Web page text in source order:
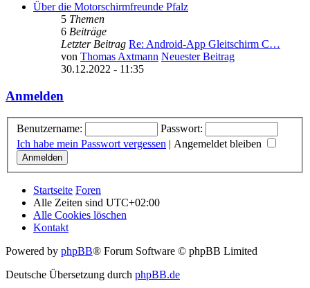
Über die Motorschirmfreunde Pfalz
5 Themen
6 Beiträge
Letzter Beitrag Re: Android-App Gleitschirm C…
von Thomas Axtmann Neuester Beitrag
30.12.2022 - 11:35
Anmelden
Benutzername:
Passwort:
Ich habe mein Passwort vergessen | Angemeldet bleiben
Startseite Foren
Alle Zeiten sind UTC+02:00
Alle Cookies löschen
Kontakt
Powered by phpBB® Forum Software © phpBB Limited
Deutsche Übersetzung durch phpBB.de